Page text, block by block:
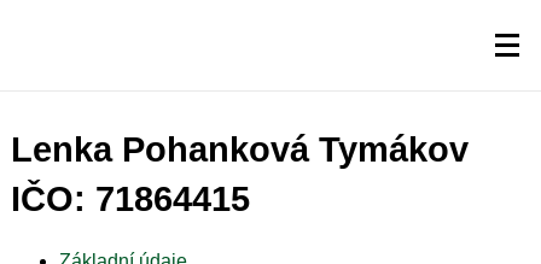
Lenka Pohanková Tymákov
IČO: 71864415